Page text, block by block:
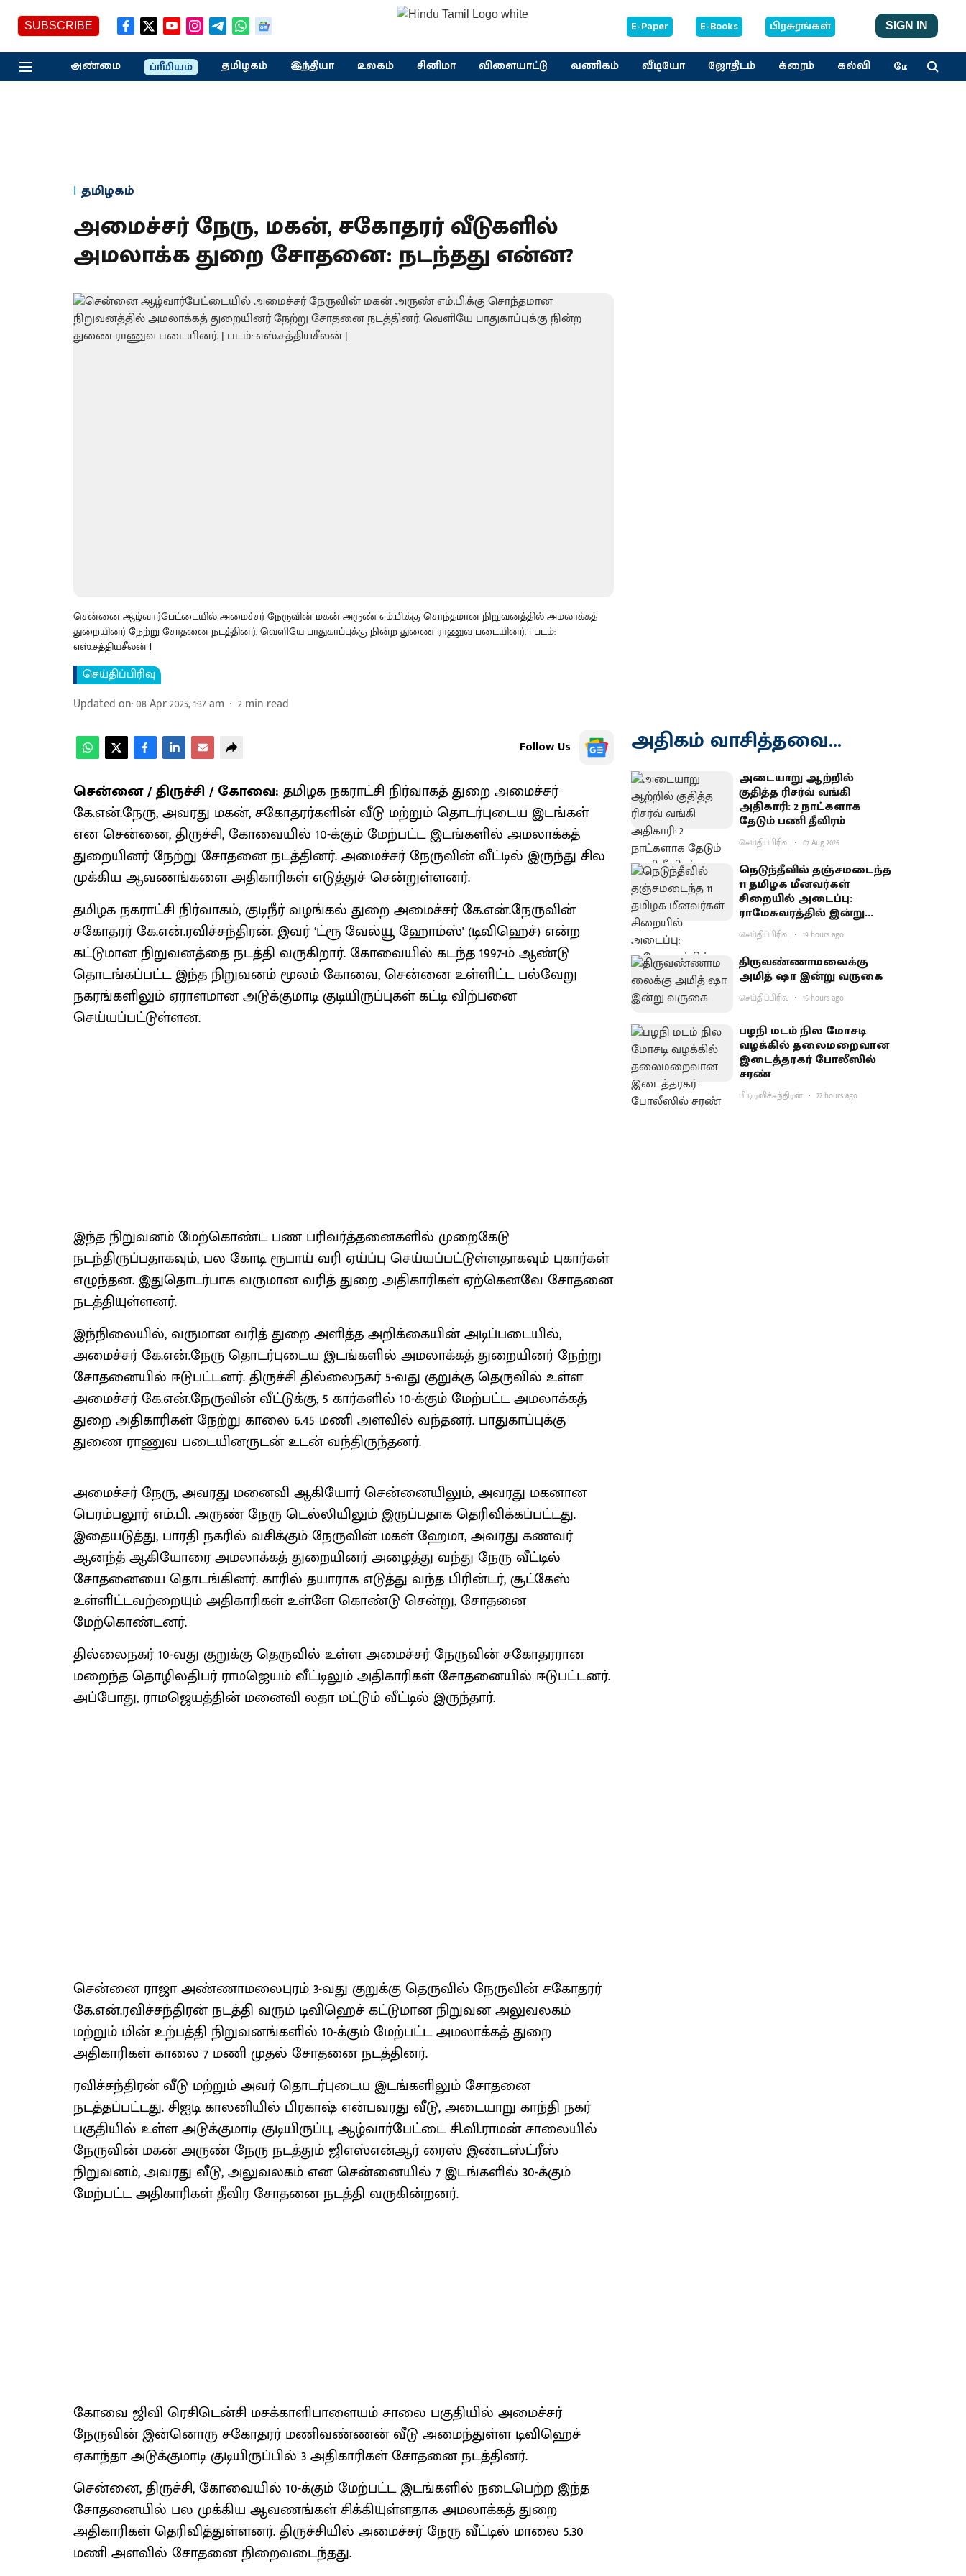
SUBSCRIBE E-Paper E-Books பிரசுரங்கள் SIGN IN
அண்மை ப்ரீமியம் தமிழகம் இந்தியா உலகம் சினிமா விளையாட்டு வணிகம் வீடியோ ஜோதிடம் க்ரைம் கல்வி மேலும்
தமிழகம்
அமைச்சர் நேரு, மகன், சகோதரர் வீடுகளில்
அமலாக்க துறை சோதனை: நடந்தது என்ன?
சென்னை ஆழ்வார்பேட்டையில் அமைச்சர் நேருவின் மகன் அருண் எம்.பி.க்கு சொந்தமான நிறுவனத்தில் அமலாக்கத்
துறையினர் நேற்று சோதனை நடத்தினர். வெளியே பாதுகாப்புக்கு நின்ற துணை ராணுவ படையினர். | படம்:
எஸ்.சத்தியசீலன் |
செய்திப்பிரிவு
Updated on:08 Apr 2025, 1:37 am 2min read
Follow Us
சென்னை / திருச்சி / கோவை: தமிழக நகராட்சி நிர்வாகத் துறை அமைச்சர்
கே.என்.நேரு, அவரது மகன், சகோதரர்களின் வீடு மற்றும் தொடர்புடைய இடங்கள்
என சென்னை, திருச்சி, கோவையில் 10-க்கும் மேற்பட்ட இடங்களில் அமலாக்கத்
துறையினர் நேற்று சோதனை நடத்தினர். அமைச்சர் நேருவின் வீட்டில் இருந்து சில
முக்கிய ஆவணங்களை அதிகாரிகள் எடுத்துச் சென்றுள்ளனர்.
தமிழக நகராட்சி நிர்வாகம், குடிநீர் வழங்கல் துறை அமைச்சர் கே.என்.நேருவின்
சகோதரர் கே.என்.ரவிச்சந்திரன். இவர் ‘ட்ரூ வேல்யூ ஹோம்ஸ்' (டிவிஹெச்) என்ற
கட்டுமான நிறுவனத்தை நடத்தி வருகிறார். கோவையில் கடந்த 1997-ம் ஆண்டு
தொடங்கப்பட்ட இந்த நிறுவனம் மூலம் கோவை, சென்னை உள்ளிட்ட பல்வேறு
நகரங்களிலும் ஏராளமான அடுக்குமாடி குடியிருப்புகள் கட்டி விற்பனை
செய்யப்பட்டுள்ளன.
இந்த நிறுவனம் மேற்கொண்ட பண பரிவர்த்தனைகளில் முறைகேடு
நடந்திருப்பதாகவும், பல கோடி ரூபாய் வரி ஏய்ப்பு செய்யப்பட்டுள்ளதாகவும் புகார்கள்
எழுந்தன. இதுதொடர்பாக வருமான வரித் துறை அதிகாரிகள் ஏற்கெனவே சோதனை
நடத்தியுள்ளனர்.
இந்நிலையில், வருமான வரித் துறை அளித்த அறிக்கையின் அடிப்படையில்,
அமைச்சர் கே.என்.நேரு தொடர்புடைய இடங்களில் அமலாக்கத் துறையினர் நேற்று
சோதனையில் ஈடுபட்டனர். திருச்சி தில்லைநகர் 5-வது குறுக்கு தெருவில் உள்ள
அமைச்சர் கே.என்.நேருவின் வீட்டுக்கு, 5 கார்களில் 10-க்கும் மேற்பட்ட அமலாக்கத்
துறை அதிகாரிகள் நேற்று காலை 6.45 மணி அளவில் வந்தனர். பாதுகாப்புக்கு
துணை ராணுவ படையினருடன் உடன் வந்திருந்தனர்.
அமைச்சர் நேரு, அவரது மனைவி ஆகியோர் சென்னையிலும், அவரது மகனான
பெரம்பலூர் எம்.பி. அருண் நேரு டெல்லியிலும் இருப்பதாக தெரிவிக்கப்பட்டது.
இதையடுத்து, பாரதி நகரில் வசிக்கும் நேருவின் மகள் ஹேமா, அவரது கணவர்
ஆனந்த் ஆகியோரை அமலாக்கத் துறையினர் அழைத்து வந்து நேரு வீட்டில்
சோதனையை தொடங்கினர். காரில் தயாராக எடுத்து வந்த பிரின்டர், சூட்கேஸ்
உள்ளி்ட்டவற்றையும் அதிகாரிகள் உள்ளே கொண்டு சென்று, சோதனை
மேற்கொண்டனர்.
தில்லைநகர் 10-வது குறுக்கு தெருவில் உள்ள அமைச்சர் நேருவின் சகோதரரான
மறைந்த தொழிலதிபர் ராமஜெயம் வீட்டிலும் அதிகாரிகள் சோதனையில் ஈடுபட்டனர்.
அப்போது, ராமஜெயத்தின் மனைவி லதா மட்டும் வீட்டில் இருந்தார்.
சென்னை ராஜா அண்ணாமலைபுரம் 3-வது குறுக்கு தெருவில் நேருவின் சகோதரர்
கே.என்.ரவிச்சந்திரன் நடத்தி வரும் டிவிஹெச் கட்டுமான நிறுவன அலுவலகம்
மற்றும் மின் உற்பத்தி நிறுவனங்களில் 10-க்கும் மேற்பட்ட அமலாக்கத் துறை
அதிகாரிகள் காலை 7 மணி முதல் சோதனை நடத்தினர்.
ரவிச்சந்திரன் வீடு மற்றும் அவர் தொடர்புடைய இடங்களிலும் சோதனை
நடத்தப்பட்டது. சிஐடி காலனியில் பிரகாஷ் என்பவரது வீடு, அடையாறு காந்தி நகர்
பகுதியில் உள்ள அடுக்குமாடி குடியிருப்பு, ஆழ்வார்பேட்டை சி.வி.ராமன் சாலையில்
நேருவின் மகன் அருண் நேரு நடத்தும் ஜிஎஸ்என்ஆர் ரைஸ் இண்டஸ்ட்ரீஸ்
நிறுவனம், அவரது வீடு, அலுவலகம் என சென்னையில் 7 இடங்களில் 30-க்கும்
மேற்பட்ட அதிகாரிகள் தீவிர சோதனை நடத்தி வருகின்றனர்.
கோவை ஜிவி ரெசிடென்சி மசக்காளிபாளையம் சாலை பகுதியில் அமைச்சர்
நேருவின் இன்னொரு சகோதரர் மணிவண்ணன் வீடு அமைந்துள்ள டிவிஹெச்
ஏகாந்தா அடுக்குமாடி குடியிருப்பில் 3 அதிகாரிகள் சோதனை நடத்தினர்.
சென்னை, திருச்சி, கோவையில் 10-க்கும் மேற்பட்ட இடங்களில் நடைபெற்ற இந்த
சோதனையில் பல முக்கிய ஆவணங்கள் சிக்கியுள்ளதாக அமலாக்கத் துறை
அதிகாரிகள் தெரிவித்துள்ளனர். திருச்சியில் அமைச்சர் நேரு வீட்டில் மாலை 5.30
மணி அளவில் சோதனை நிறைவடைந்தது.
அதிகம் வாசித்தவை...
அடையாறு ஆற்றில்
குதித்த ரிசர்வ் வங்கி
அதிகாரி: 2 நாட்களாக
தேடும் பணி தீவிரம்
செய்திப்பிரிவு 07 Aug 2026
நெடுந்தீவில் தஞ்சமடைந்த
11 தமிழக மீனவர்கள்
சிறையில் அடைப்பு:
ராமேசுவரத்தில் இன்று
வேலைநிறுத்தம்
செய்திப்பிரிவு 19 hours ago
திருவண்ணாமலைக்கு
அமித் ஷா இன்று வருகை
செய்திப்பிரிவு 16 hours ago
பழநி மடம் நில மோசடி
வழக்கில் தலைமறைவான
இடைத்தரகர் போலீஸில்
சரண்
பி.டி.ரவிச்சந்திரன் 22 hours ago